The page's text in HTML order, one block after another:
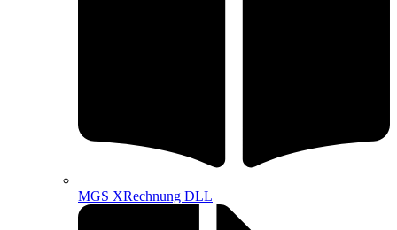
MGS XRechnung DLL